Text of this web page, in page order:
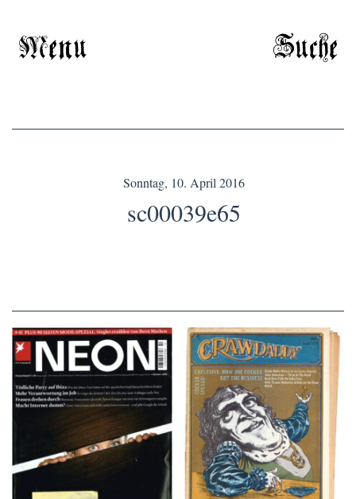
Menu Suche
Sonntag, 10. April 2016
sc00039e65
NEON – OKTOBER
2008
Crawdaddy – June/11/72